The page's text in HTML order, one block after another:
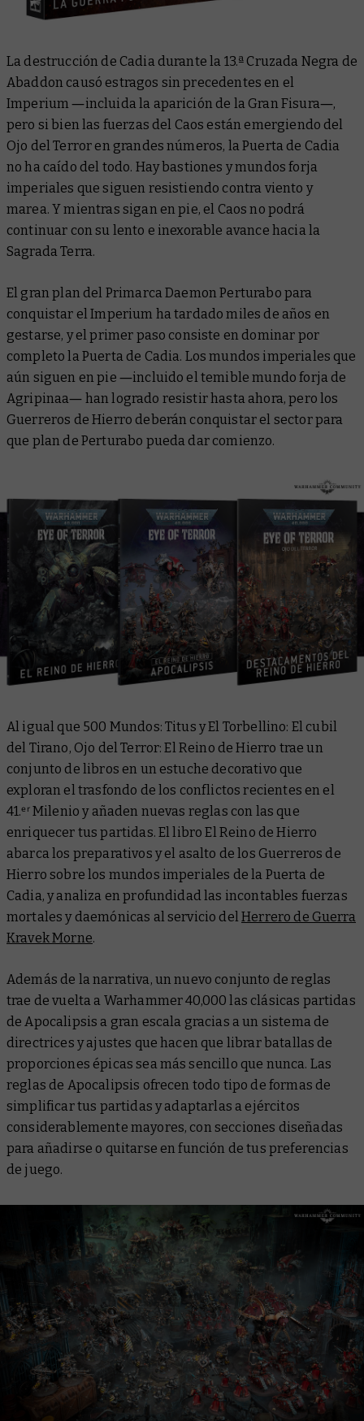
La destrucción de Cadia durante la 13.ª Cruzada Negra de
Abaddon causó estragos sin precedentes en el
Imperium ―incluida la aparición de la Gran Fisura―,
pero si bien las fuerzas del Caos están emergiendo del
Ojo del Terror en grandes números, la Puerta de Cadia
no ha caído del todo. Hay bastiones y mundos forja
imperiales que siguen resistiendo contra viento y
marea. Y mientras sigan en pie, el Caos no podrá
continuar con su lento e inexorable avance hacia la
Sagrada Terra.
El gran plan del Primarca Daemon Perturabo para
conquistar el Imperium ha tardado miles de años en
gestarse, y el primer paso consiste en dominar por
completo la Puerta de Cadia. Los mundos imperiales que
aún siguen en pie ―incluido el temible mundo forja de
Agripinaa― han logrado resistir hasta ahora, pero los
Guerreros de Hierro deberán conquistar el sector para
que plan de Perturabo pueda dar comienzo.
Al igual que 500 Mundos: Titus yEl Torbellino: El cubil
del Tirano, Ojo del Terror: El Reino de Hierro trae un
conjunto de libros en un estuche decorativo que
exploran el trasfondo de los conflictos recientes en el
41.ᵉʳ Milenio y añaden nuevas reglas con las que
enriquecer tus partidas. El libroEl Reino de Hierro
abarca los preparativos y el asalto de los Guerreros de
Hierro sobre los mundos imperiales de la Puerta de
Cadia, y analiza en profundidad las incontables fuerzas
mortales y daemónicas al servicio delHerrero de Guerra
Kravek Morne.
Además de la narrativa, un nuevo conjunto de reglas
trae de vuelta a Warhammer 40,000 las clásicas partidas
de Apocalipsis a gran escala gracias a un sistema de
directrices y ajustes que hacen que librar batallas de
proporciones épicas sea más sencillo que nunca. Las
reglas de Apocalipsis ofrecen todo tipo de formas de
simplificar tus partidas y adaptarlas a ejércitos
considerablemente mayores, con secciones diseñadas
para añadirse o quitarse en función de tus preferencias
de juego.